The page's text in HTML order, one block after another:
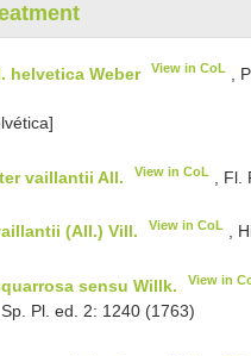
helvetica Weber View in CoL ,
vaillantii All. View in CoL , Fl.
(All.) Vill. View in CoL ,
sensu Willk. View in
Pl. ed. 2: 1240 (1763)